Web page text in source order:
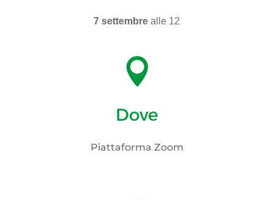
7 settembre alle 12

Dove
Piattaforma Zoom